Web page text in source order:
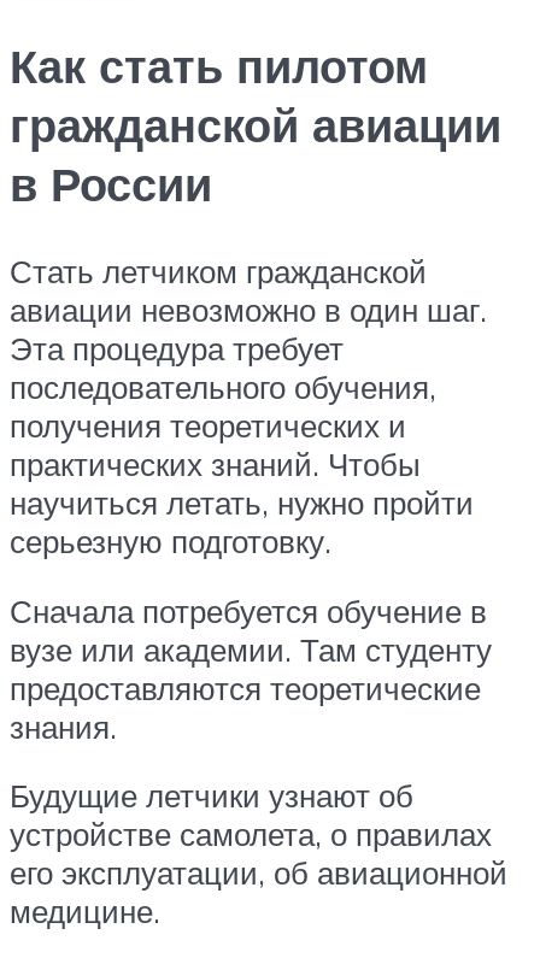
Как стать пилотом
гражданской авиации
в России
Стать летчиком гражданской
авиации невозможно в один шаг.
Эта процедура требует
последовательного обучения,
получения теоретических и
практических знаний. Чтобы
научиться летать, нужно пройти
серьезную подготовку.
Сначала потребуется обучение в
вузе или академии. Там студенту
предоставляются теоретические
знания.
Будущие летчики узнают об
устройстве самолета, о правилах
его эксплуатации, об авиационной
медицине.